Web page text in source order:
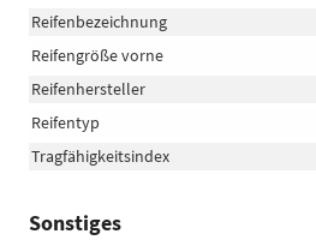
Reifenbezeichnung
Reifengröße vorne
Reifenhersteller
Reifentyp
Tragfähigkeitsindex
Sonstiges